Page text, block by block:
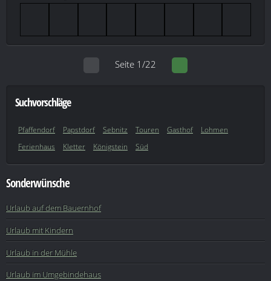
Seite 1/22
Suchvorschläge
Pfaffendorf Papstdorf Sebnitz Touren Gasthof
Lohmen
Ferienhaus
Kletter Königstein Süd
Sonderwünsche
Urlaub auf dem Bauernhof
Urlaub mit Kindern
Urlaub in der Mühle
Urlaub im Umgebindehaus